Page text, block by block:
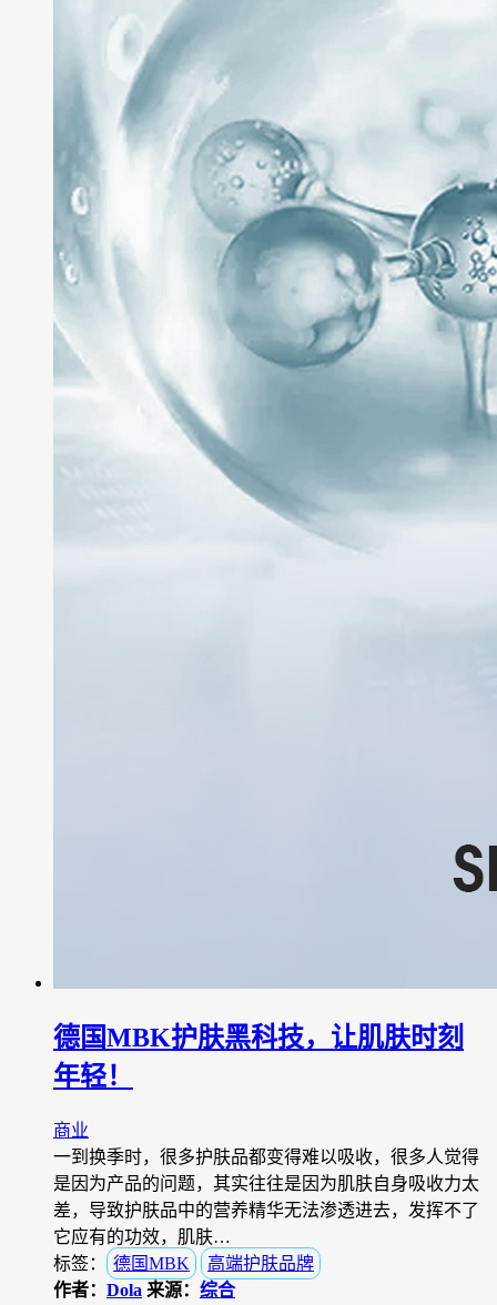
德国MBK护肤黑科技，让肌肤时刻
年轻！
商业
一到换季时，很多护肤品都变得难以吸收，很多人觉得
是因为产品的问题，其实往往是因为肌肤自身吸收力太
差，导致护肤品中的营养精华无法渗透进去，发挥不了
它应有的功效，肌肤…
标签：
德国MBK
高端护肤品牌
作者： Dola 来源： 综合